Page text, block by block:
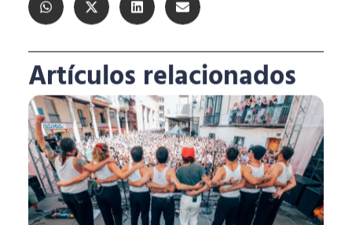
Artículos relacionados